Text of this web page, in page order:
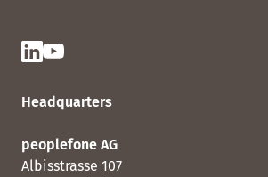
Headquarters
peoplefone AG
Albisstrasse 107